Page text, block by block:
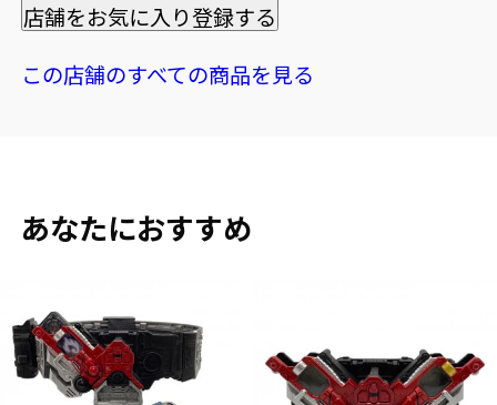
店舗をお気に入り登録する
この店舗のすべての商品を見る
あなたにおすすめ